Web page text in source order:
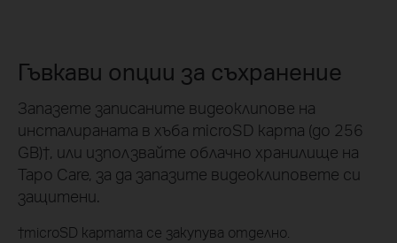
Гъвкави опции за съхранение
Запазете записаните видеоклипове на
инсталираната в хъба microSD карта (до 256
GB)†, или използвайте облачно хранилище на
Tapo Care, за да запазите видеоклиповете си
защитени.
†microSD картата се закупува отделно.